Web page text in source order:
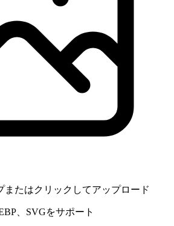
またはクリックしてアップロード
、SVGをサポート